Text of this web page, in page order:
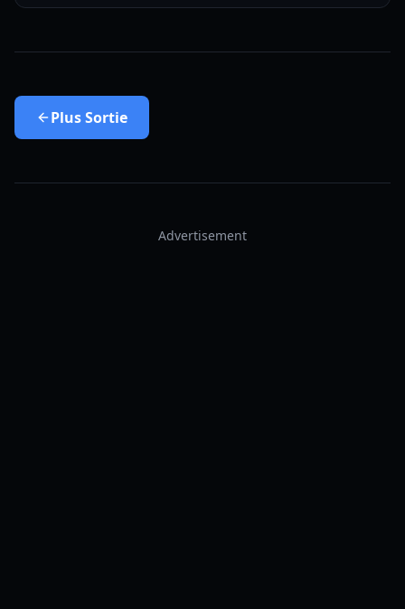
PlusSortie
Advertisement